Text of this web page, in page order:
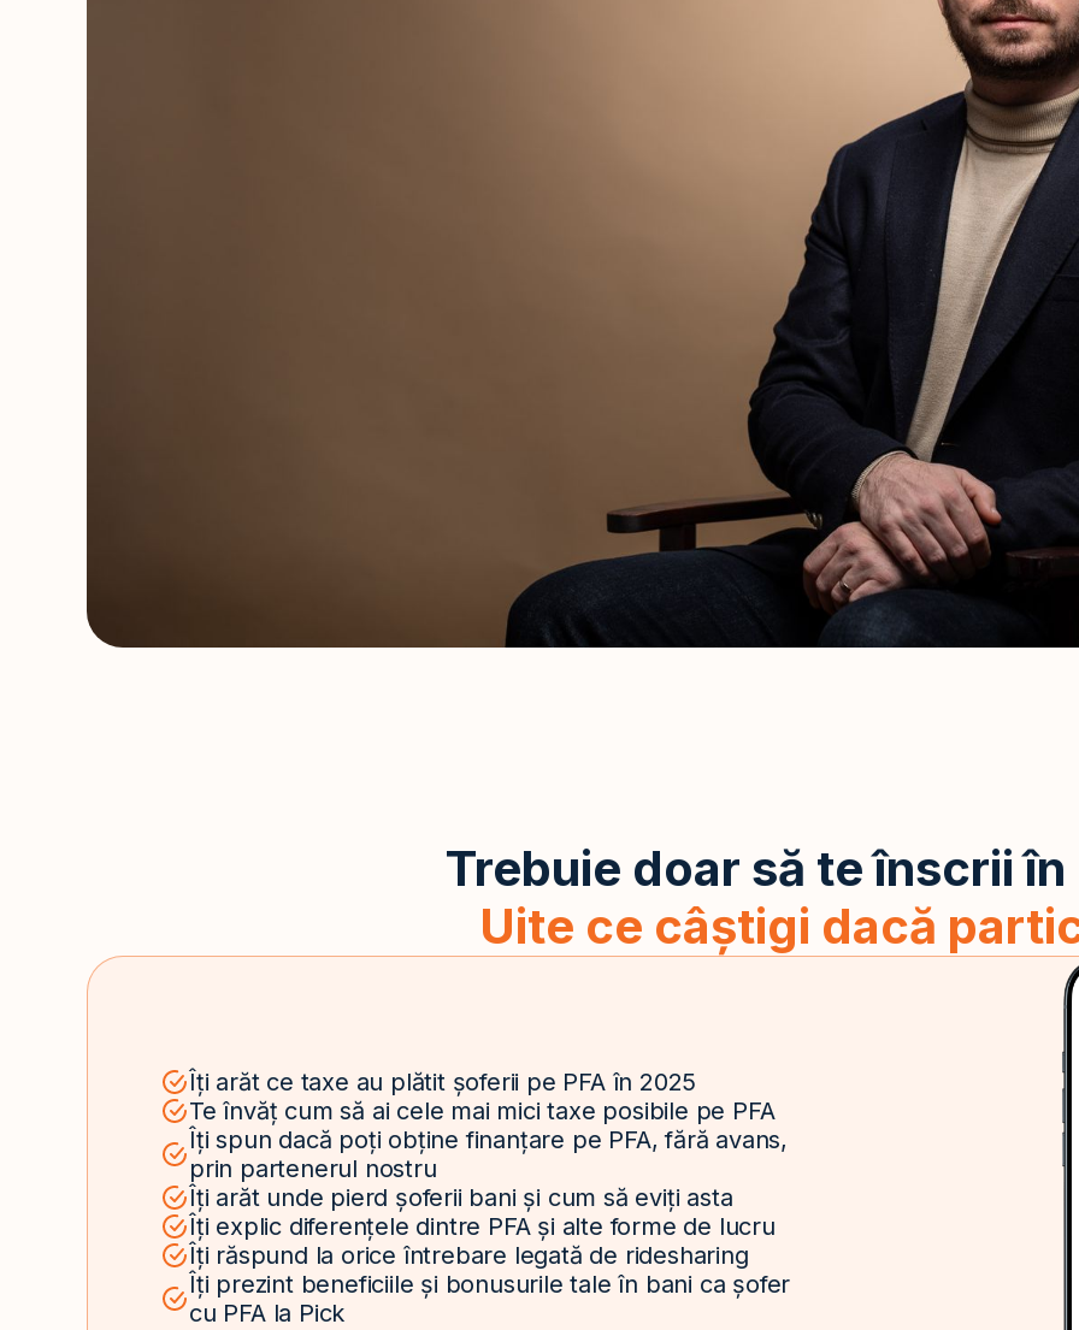
Trebuie doar să te înscrii
Uite ce câștigi dacă
Îți arăt ce taxe au plătit șoferii pe PFA în 2025
Te învăț cum să ai cele mai mici taxe posibile pe PFA
Îți spun dacă poți obține finanțare pe PFA, fără avans,
prin partenerul nostru
Îți arăt unde pierd șoferii bani și cum să eviți asta
Îți explic diferențele dintre PFA și alte forme de lucru
Îți răspund la orice întrebare legată de ridesharing
Îți prezint beneficiile și bonusurile tale în bani ca șofer
cu PFA la Pick